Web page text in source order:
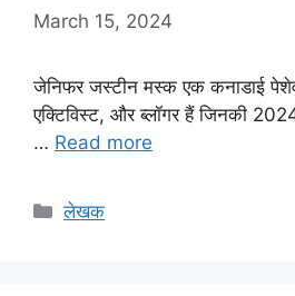
March 15, 2024
जेनिफर जस्टीन मस्क एक कनाडाई
एक्टिविस्ट, और ब्लॉगर हैं जिनकी
… Read more
Categories
लेखक